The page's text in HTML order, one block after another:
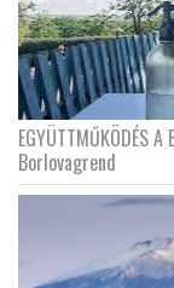
EGYÜTTMŰKÖDÉS
Borlovagrend